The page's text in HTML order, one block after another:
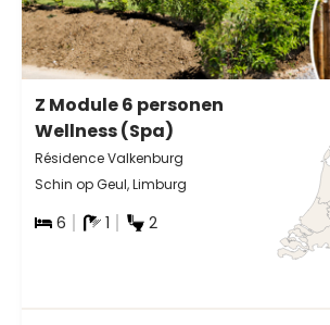
Z Module 6 personen
Wellness (Spa)
Résidence Valkenburg
Schin op Geul, Limburg
6 1 2